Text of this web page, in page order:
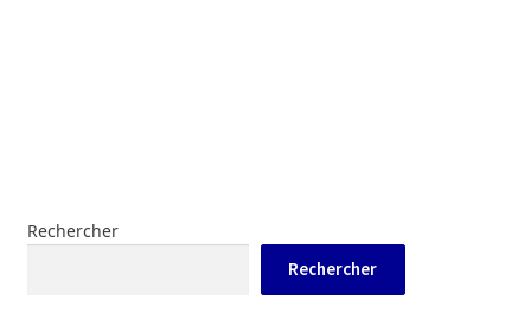
Rechercher
Rechercher